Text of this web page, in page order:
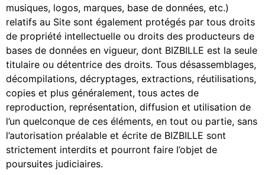
musiques, logos, marques, base de données, etc.)
relatifs au Site sont également protégés par tous droits
de propriété intellectuelle ou droits des producteurs de
bases de données en vigueur, dont BIZBILLE est la seule
titulaire ou détentrice des droits. Tous désassemblages,
décompilations, décryptages, extractions, réutilisations,
copies et plus généralement, tous actes de
reproduction, représentation, diffusion et utilisation de
l’un quelconque de ces éléments, en tout ou partie, sans
l’autorisation préalable et écrite de BIZBILLE sont
strictement interdits et pourront faire l’objet de
poursuites judiciaires.